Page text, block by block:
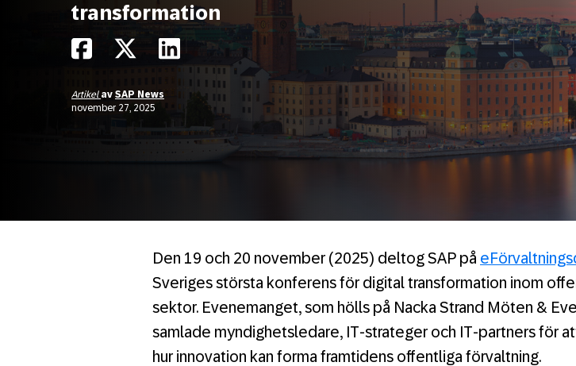
transformation
Artikel av SAP News
november 27, 2025
Den 19 och 20 november (2025) deltog SAP på
Sveriges största konferens för digital transformation inom
sektor. Evenemanget, som hölls på Nacka Strand Möten &
samlade myndighetsledare, IT-strateger och IT-partners för
hur innovation kan forma framtidens offentliga förvaltning.